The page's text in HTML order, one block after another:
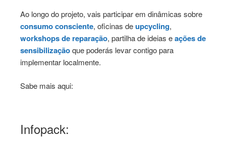
Ao longo do projeto, vais participar em dinâmicas sobre
consumo consciente, oficinas deupcycling,
workshops de reparação, partilha de ideias eações de
sensibilizaçãoque poderás levar contigo para
implementar localmente.
Sabe mais aqui:
Infopack: